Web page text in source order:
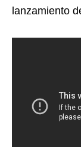
lanzamiento